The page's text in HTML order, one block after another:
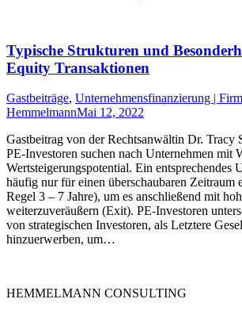
Typische Strukturen und
Equity Transaktionen
Gastbeiträge, Unternehmensfinanzierung |
HemmelmannMai 12, 2022
Gastbeitrag von der Rechtsanwältin Dr. Tracy
PE-Investoren suchen nach Unternehmen mit
Wertsteigerungspotential. Ein entsprechendes
häufig nur für einen überschaubaren Zeitraum
Regel 3 – 7 Jahre), um es anschließend mit
weiterzuveräußern (Exit). PE-Investoren
von strategischen Investoren, als Letztere
hinzuerwerben, um…
HEMMELMANN CONSULTING